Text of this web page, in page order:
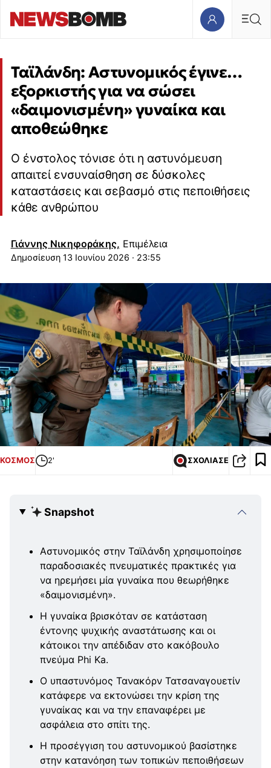
Ταϊλάνδη: Αστυνομικός έγινε…
εξορκιστής για να σώσει
«δαιμονισμένη» γυναίκα και
αποθεώθηκε
Ο ένστολος τόνισε ότι η αστυνόμευση
απαιτεί ενσυναίσθηση σε δύσκολες
καταστάσεις και σεβασμό στις πεποιθήσεις
κάθε ανθρώπου
Γιάννης Νικηφοράκης, Επιμέλεια
13 Ιουνίου 2026 · 23:55
ΚΟΣΜΟΣ 2' ΣΧΟΛΙΑΣΕ
Snapshot
Αστυνομικός στην Ταϊλάνδη χρησιμοποίησε
παραδοσιακές πνευματικές πρακτικές για
να ηρεμήσει μία γυναίκα που θεωρήθηκε
«δαιμονισμένη».
Η γυναίκα βρισκόταν σε κατάσταση
έντονης ψυχικής αναστάτωσης και οι
κάτοικοι την απέδιδαν στο κακόβουλο
πνεύμα Phi Ka.
Ο υπαστυνόμος Τανακόρν Τατσαναγουετίν
κατάφερε να εκτονώσει την κρίση της
γυναίκας και να την επαναφέρει με
ασφάλεια στο σπίτι της.
Η προσέγγιση του αστυνομικού βασίστηκε
στην κατανόηση των τοπικών πεποιθήσεων